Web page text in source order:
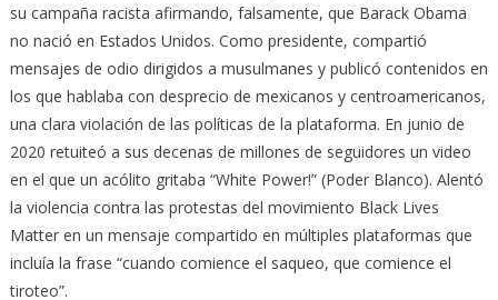
su campaña racista afirmando, falsamente, que Barack Obama
no nació en Estados Unidos. Como presidente, compartió
mensajes de odio dirigidos a musulmanes y publicó contenidos en
los que hablaba con desprecio de mexicanos y centroamericanos,
una clara violación de las políticas de la plataforma. En junio de
2020 retuiteó a sus decenas de millones de seguidores un video
en el que un acólito gritaba “White Power!” (Poder Blanco). Alentó
la violencia contra las protestas del movimiento Black Lives
Matter en un mensaje compartido en múltiples plataformas que
incluía la frase “cuando comience el saqueo, que comience el
tiroteo”.